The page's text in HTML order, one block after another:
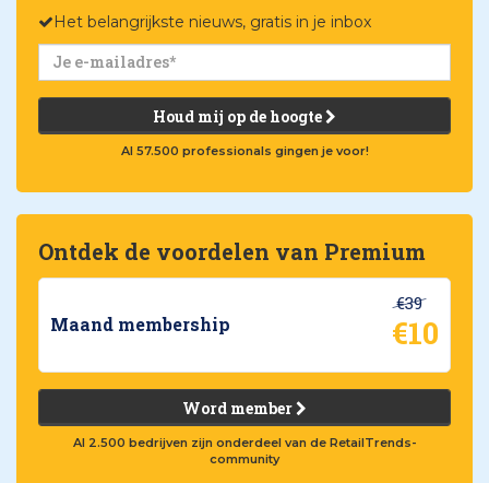
Het belangrijkste nieuws, gratis in je inbox
Houd mij op de hoogte
Al 57.500 professionals gingen je voor!
Ontdek de voordelen van Premium
Maand membership
€39
€10
Word member
Al 2.500 bedrijven zijn onderdeel van de RetailTrends-
community